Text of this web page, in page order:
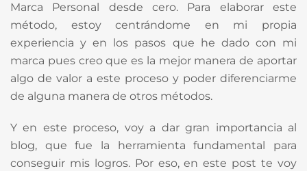
Marca Personal desde cero. Para elaborar este
método, estoy centrándome en mi propia
experiencia y en los pasos que he dado con mi
marca pues creo que es la mejor manera de aportar
algo de valor a este proceso y poder diferenciarme
de alguna manera de otros métodos.
Y en este proceso, voy a dar gran importancia al
blog, que fue la herramienta fundamental para
conseguir mis logros. Por eso, en este post te voy